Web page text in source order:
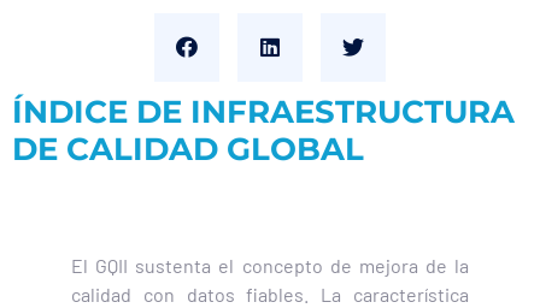
ÍNDICE DE INFRAESTRUCTURA
DE CALIDAD GLOBAL
El GQII sustenta el concepto de mejora de la
calidad con datos fiables. La característica